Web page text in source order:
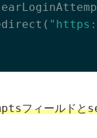
フィールドと